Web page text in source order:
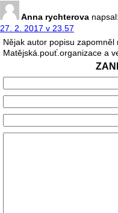
Anna rychterova
27. 2. 2017 v 23.57
Nějak autor popisu
Matějská.pouť.organizace a